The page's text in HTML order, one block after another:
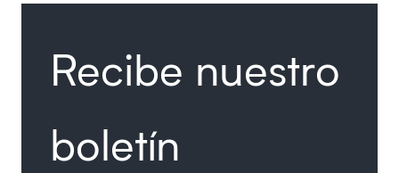
Recibe nuestro
boletín